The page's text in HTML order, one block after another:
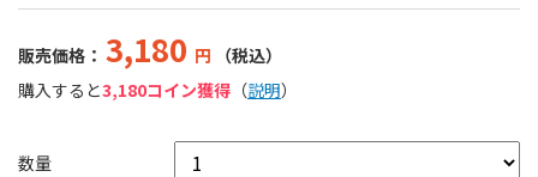
販売価格： 3,180 円
（税込）
購入すると3,180コイン獲得 （説明）
数量